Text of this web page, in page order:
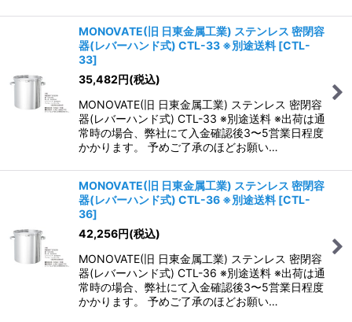
MONOVATE(旧 日東金属工業) ステンレス 密閉容
器(レバーハンド式) CTL-33 ※別途送料 [CTL-
33]
35,482円(税込)
MONOVATE(旧 日東金属工業) ステンレス 密閉容
器(レバーハンド式) CTL-33 ※別途送料 ※出荷は通
常時の場合、弊社にて入金確認後3〜5営業日程度
かかります。 予めご了承のほどお願い…
MONOVATE(旧 日東金属工業) ステンレス 密閉容
器(レバーハンド式) CTL-36 ※別途送料 [CTL-
36]
42,256円(税込)
MONOVATE(旧 日東金属工業) ステンレス 密閉容
器(レバーハンド式) CTL-36 ※別途送料 ※出荷は通
常時の場合、弊社にて入金確認後3〜5営業日程度
かかります。 予めご了承のほどお願い…